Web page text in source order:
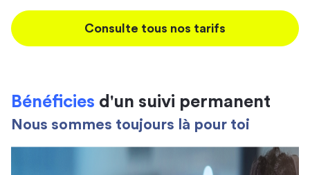
Consulte tous nos tarifs
Bénéficies d'un suivi permanent
Nous sommes toujours là pour toi